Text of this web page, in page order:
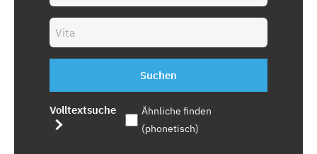
Suchen
Volltextsuche
Ähnliche finden
(phonetisch)